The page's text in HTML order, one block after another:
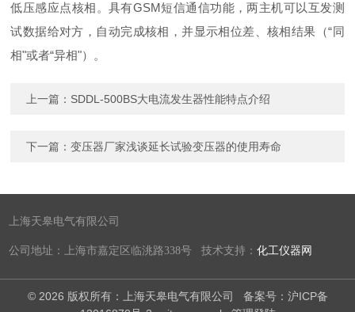
低压感应点核相。具有GSM短信通信功能，两主机可以互发测
试数据给对方，自动完成核相，并显示相位差、核相结果（“同
相"或者“异相"）。
上一篇： SDDL-500BS大电流发生器性能特点介绍
下一篇：变压器厂家浅谈延长试验变压器的使用寿命
上海天皋电气有限公司
公司地址：上海市嘉定区临洮路338号 技术支持：化工仪器网
© 2026 版权所有：上海天皋电气有限公司 备案号：沪ICP备